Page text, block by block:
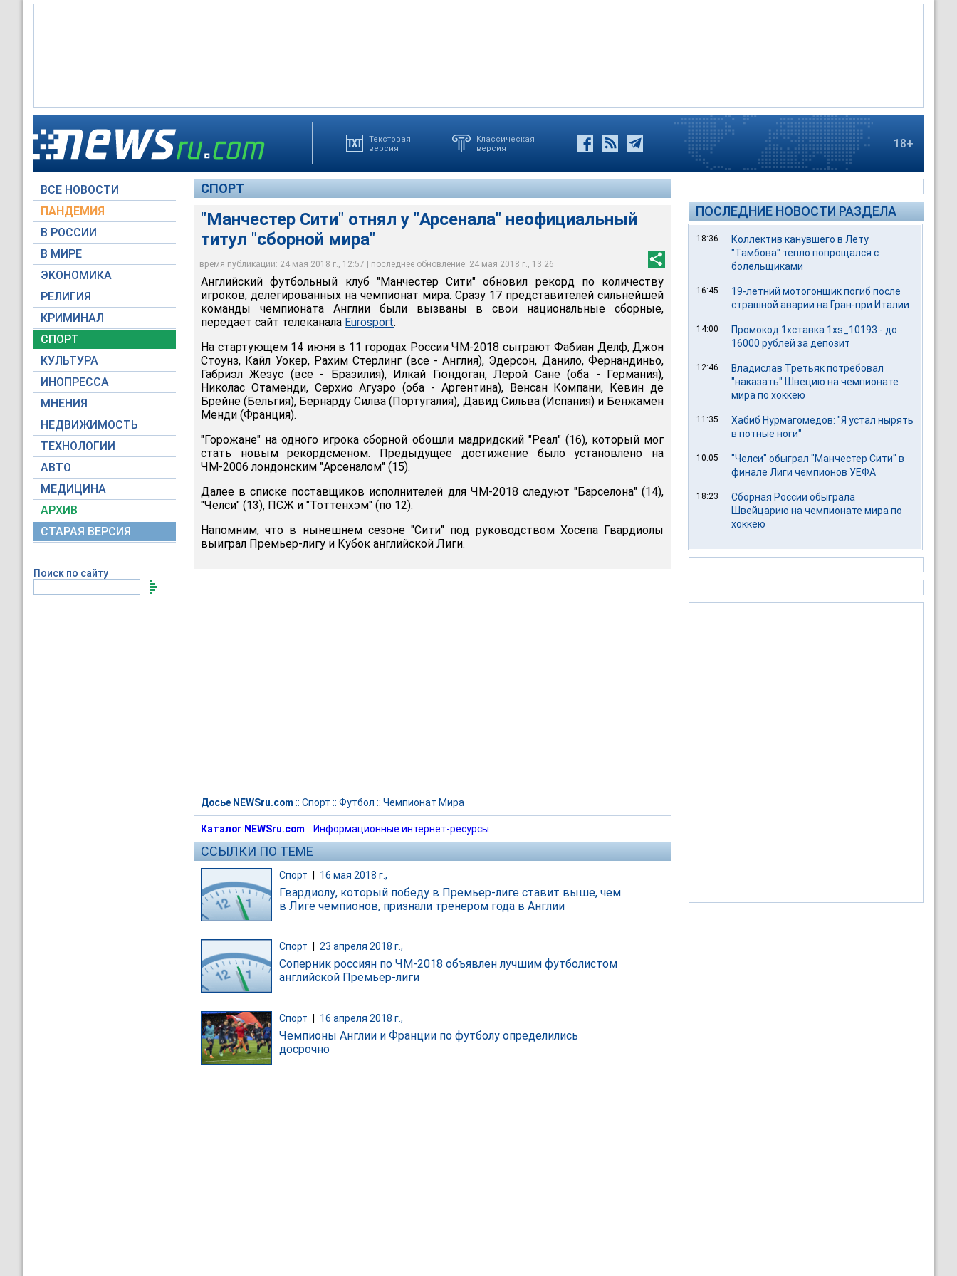
Текстовая
версия
Классическая
версия
18+
ВСЕ НОВОСТИ
ПАНДЕМИЯ
В РОССИИ
В МИРЕ
ЭКОНОМИКА
РЕЛИГИЯ
КРИМИНАЛ
СПОРТ
КУЛЬТУРА
ИНОПРЕССА
МНЕНИЯ
НЕДВИЖИМОСТЬ
ТЕХНОЛОГИИ
АВТО
МЕДИЦИНА
АРХИВ
СТАРАЯ ВЕРСИЯ
Поиск по сайту
СПОРТ
"Манчестер Сити" отнял у "Арсенала" неофициальный
титул "сборной мира"
время публикации: 24 мая 2018 г., 12:57 | последнее обновление: 24 мая 2018 г., 13:26
Английский футбольный клуб "Манчестер Сити" обновил рекорд по количеству
игроков, делегированных на чемпионат мира. Сразу 17 представителей сильнейшей
команды чемпионата Англии были вызваны в свои национальные сборные,
передает сайт телеканала Eurosport.
На стартующем 14 июня в 11 городах России ЧМ-2018 сыграют Фабиан Делф, Джон
Стоунз, Кайл Уокер, Рахим Стерлинг (все - Англия), Эдерсон, Данило, Фернандиньо,
Габриэл Жезус (все - Бразилия), Илкай Гюндоган, Лерой Сане (оба - Германия),
Николас Отаменди, Серхио Агуэро (оба - Аргентина), Венсан Компани, Кевин де
Брейне (Бельгия), Бернарду Силва (Португалия), Давид Сильва (Испания) и Бенжамен
Менди (Франция).
"Горожане" на одного игрока сборной обошли мадридский "Реал" (16), который мог
стать новым рекордсменом. Предыдущее достижение было установлено на
ЧМ-2006 лондонским "Арсеналом" (15).
Далее в списке поставщиков исполнителей для ЧМ-2018 следуют "Барселона" (14),
"Челси" (13), ПСЖ и "Тоттенхэм" (по 12).
Напомним, что в нынешнем сезоне "Сити" под руководством Хосепа Гвардиолы
выиграл Премьер-лигу и Кубок английской Лиги.
Досье NEWSru.com :: Спорт :: Футбол :: Чемпионат Мира
Каталог NEWSru.com :: Информационные интернет-ресурсы
ССЫЛКИ ПО ТЕМЕ
Спорт 16 мая 2018 г.,
Гвардиолу, который победу в Премьер-лиге ставит выше, чем
в Лиге чемпионов, признали тренером года в Англии
Спорт 23 апреля 2018 г.,
Соперник россиян по ЧМ-2018 объявлен лучшим футболистом
английской Премьер-лиги
Спорт | 16 апреля 2018 г.,
Чемпионы Англии и Франции по футболу определились
досрочно
ПОСЛЕДНИЕ НОВОСТИ РАЗДЕЛА
18:36
Коллектив канувшего в Лету
"Тамбова" тепло попрощался с
болельщиками
16:45
19-летний мотогонщик погиб после
страшной аварии на Гран-при Италии
14:00
Промокод 1хставка 1xs_10193 - до
16000 рублей за депозит
12:46
Владислав Третьяк потребовал
"наказать" Швецию на чемпионате
мира по хоккею
11:35
Хабиб Нурмагомедов: "Я устал нырять
в потные ноги"
10:05
"Челси" обыграл "Манчестер Сити" в
финале Лиги чемпионов УЕФА
18:23
Сборная России обыграла
Швейцарию на чемпионате мира по
хоккею